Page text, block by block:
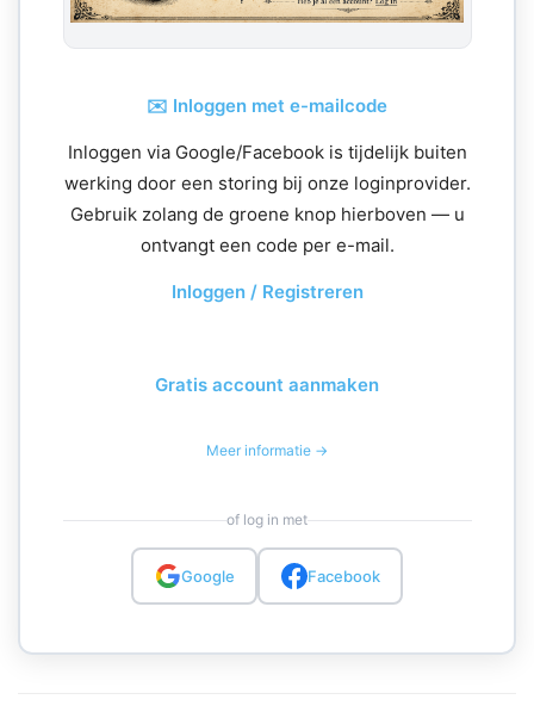
✉️ Inloggen met e-mailcode
Inloggen via Google/Facebook is tijdelijk buiten
werking door een storing bij onze loginprovider.
Gebruik zolang de groene knop hierboven — u
ontvangt een code per e-mail.
Inloggen / Registreren
Gratis account aanmaken
Meer informatie →
of log in met
Google Facebook